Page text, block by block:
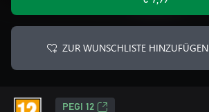
ZUR WUNSCHLISTE HINZUFÜGEN
PEGI 12